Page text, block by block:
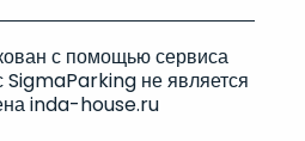
с помощью сервиса
не является
inda-house.ru